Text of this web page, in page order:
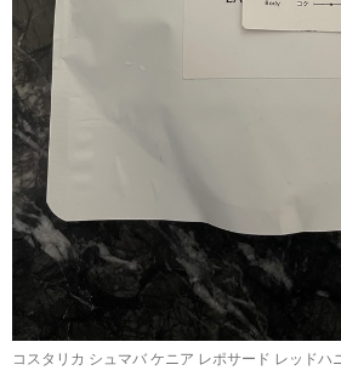
コスタリカ シュマバ ケニア レポサード レッドハ